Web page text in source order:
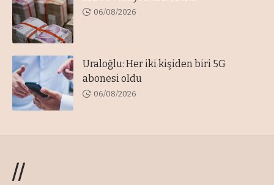
06/08/2026
Uraloğlu: Her iki kişiden biri 5G
abonesi oldu
06/08/2026
//